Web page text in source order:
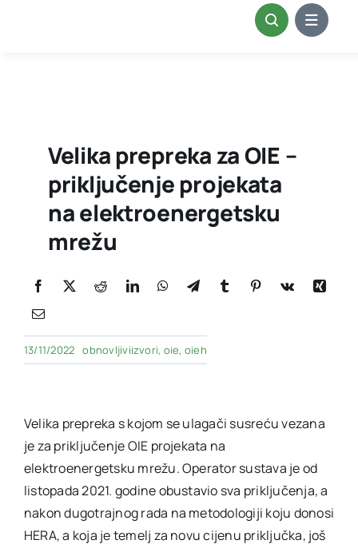
Velika prepreka za OIE –
priključenje projekata
na elektroenergetsku
mrežu
13/11/2022 obnovljiviizvori, oie, oieh
Velika prepreka s kojom se ulagači susreću vezana
je za priključenje OIE projekata na
elektroenergetsku mrežu. Operator sustava je od
listopada 2021. godine obustavio sva priključenja, a
nakon dugotrajnog rada na metodologiji koju donosi
HERA, a koja je temelj za novu cijenu priključka, još